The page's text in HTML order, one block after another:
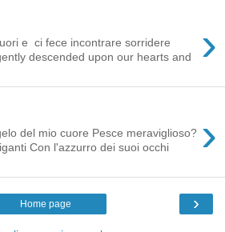
›
e ci fece incontrare sorridere
descended upon our hearts and
›
del mio cuore Pesce meraviglioso?
Con l'azzurro dei suoi occhi
›
Home page